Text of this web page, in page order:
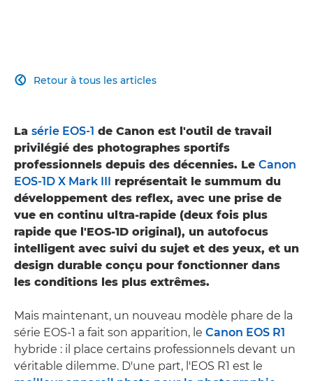
Retour à tous les articles

La série EOS-1 de Canon est l'outil de travail
privilégié des photographes sportifs
professionnels depuis des décennies. Le Canon
EOS-1D X Mark III représentait le summum du
développement des reflex, avec une prise de
vue en continu ultra-rapide (deux fois plus
rapide que l'EOS-1D original), un autofocus
intelligent avec suivi du sujet et des yeux, et un
design durable conçu pour fonctionner dans
les conditions les plus extrêmes.
Mais maintenant, un nouveau modèle phare de la
série EOS-1 a fait son apparition, le Canon EOS R1
hybride : il place certains professionnels devant un
véritable dilemme. D'une part, l'EOS R1 est le